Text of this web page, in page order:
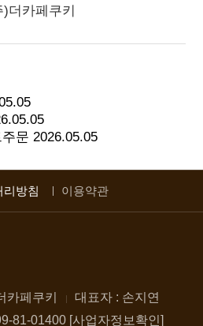
더카페쿠키
문 2026.05.05
리방침 이용약관
카페쿠키
대표자 : 손지연
81-01400 [사업자정보확인]